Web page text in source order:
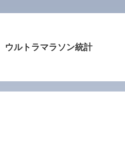
ウルトラマラソン統計